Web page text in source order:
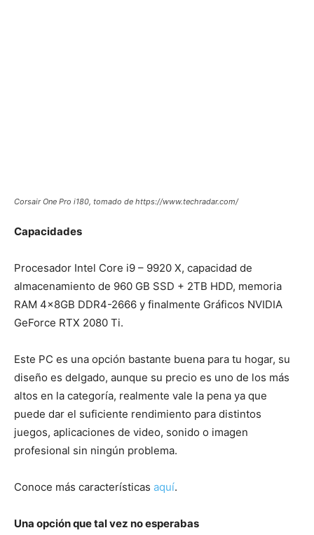
Corsair One Pro i180, tomado de https://www.techradar.com/
Capacidades
Procesador Intel Core i9 – 9920 X, capacidad de
almacenamiento de 960 GB SSD + 2TB HDD, memoria
RAM 4x8GB DDR4-2666 y finalmente Gráficos NVIDIA
GeForce RTX 2080 Ti.
Este PC es una opción bastante buena para tu hogar, su
diseño es delgado, aunque su precio es uno de los más
altos en la categoría, realmente vale la pena ya que
puede dar el suficiente rendimiento para distintos
juegos, aplicaciones de video, sonido o imagen
profesional sin ningún problema.
Conoce más características aquí.
Una opción que tal vez no esperabas